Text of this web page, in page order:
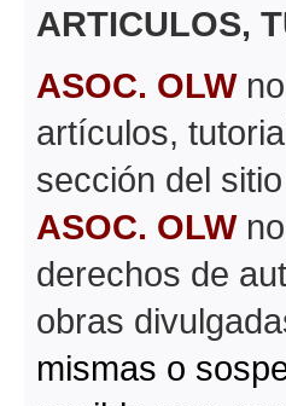
ARTICULOS,
ASOC. OLWno
artículos,
sección del
ASOC. OLW
derechos de
obras
mismas o